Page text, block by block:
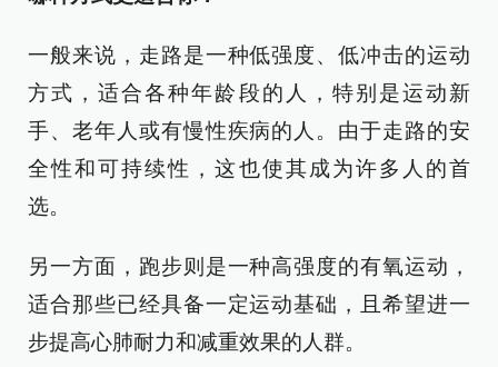
一般来说，走路是一种低强度、低冲击的运动
方式，适合各种年龄段的人，特别是运动新
手、老年人或有慢性疾病的人。由于走路的安
全性和可持续性，这也使其成为许多人的首
选。
另一方面，跑步则是一种高强度的有氧运动，
适合那些已经具备一定运动基础，且希望进一
步提高心肺耐力和减重效果的人群。